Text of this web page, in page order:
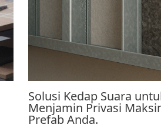
Solusi Kedap Suara
Menjamin Privasi
Prefab Anda.